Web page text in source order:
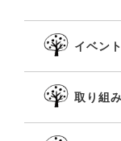
イベント
取り組み